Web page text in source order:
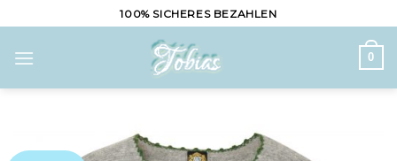
to
content
100% SICHERES BEZAHLEN
0